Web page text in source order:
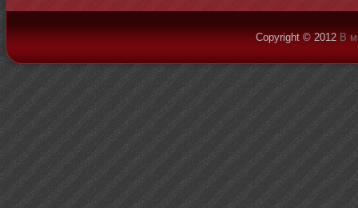
Copyright © 2012 В